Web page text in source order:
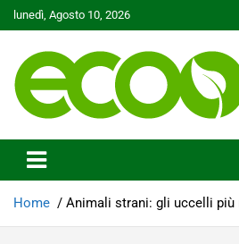
Skip
to
lunedì, Agosto 10, 2026
Ecoo.it
Home Animali strani: gli uccelli più